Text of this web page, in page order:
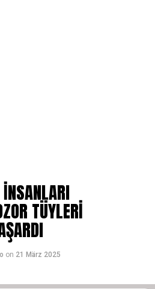
TÜYLERİ
on 21 März 2025